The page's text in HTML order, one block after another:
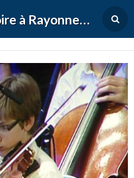
APEC Conservatoire à Rayonnement Régional de Versailles Grand Parc